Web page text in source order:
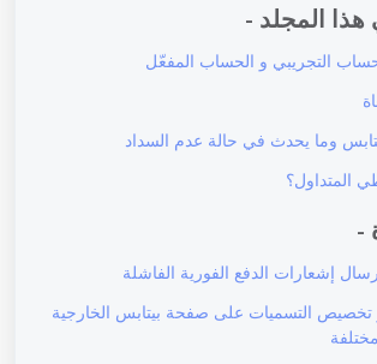
المجلد -
التجريبي و الحساب المفعّل
وما يحدث في حالة عدم السداد
المتداول؟
-
إشعارات الدفع الفورية الفاشلة
تخصيص التسميات على صفحة بيتابس الخارجية